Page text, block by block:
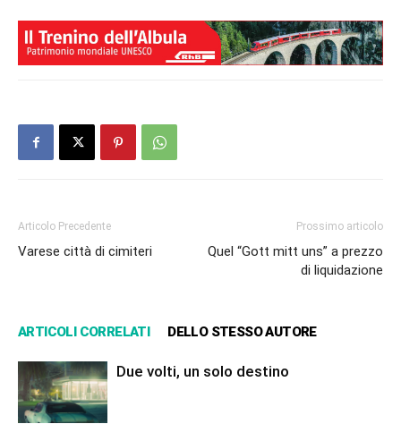
Articolo Precedente
Varese città di cimiteri
Prossimo articolo
Quel “Gott mitt uns” a prezzo
di liquidazione
ARTICOLI CORRELATI DELLO STESSO AUTORE
Due volti, un solo destino